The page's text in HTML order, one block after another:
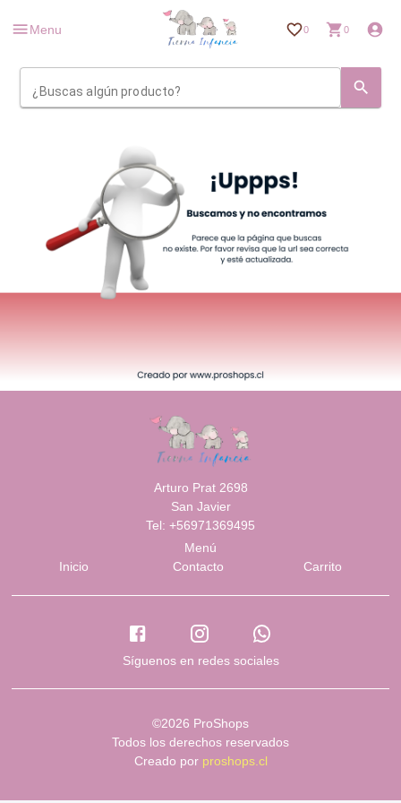
Menu 0 0
¿Buscas algún producto?
Arturo Prat 2698
San Javier
Tel: +56971369495
Menú
Inicio
Contacto Carrito
Síguenos en redes sociales
©2026 ProShops
Todos los derechos reservados
Creado por proshops.cl